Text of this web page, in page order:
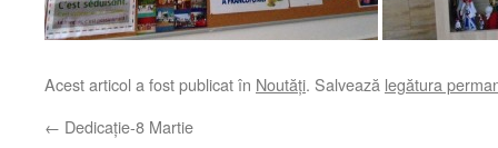
Acest articol a fost publicat în Noutăți. Salvează legătura
← Dedicație-8 Martie